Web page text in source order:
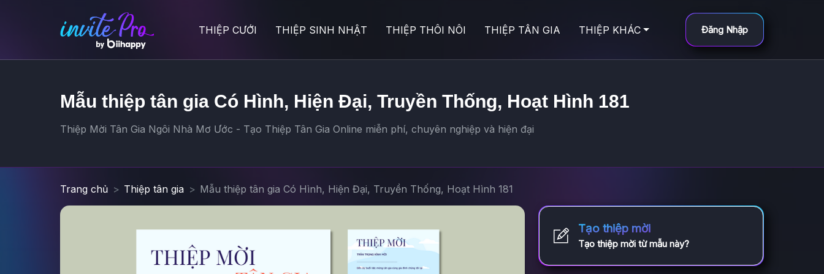
THIỆP CƯỚI THIỆP SINH NHẬT THIỆP THÔI NÔI THIỆP TÂN GIA THIỆP KHÁC Đăng Nhập
Mẫu thiệp tân gia Có Hình, Hiện Đại, Truyền Thống, Hoạt Hình 181
Thiệp Mời Tân Gia Ngôi Nhà Mơ Ước - Tạo Thiệp Tân Gia Online miễn phí, chuyên nghiệp và hiện đại
Trang chủ Thiệp tân gia Mẫu thiệp tân gia Có Hình, Hiện Đại, Truyền Thống, Hoạt Hình 181
Tạo thiệp mời
Tạo thiệp mời từ mẫu này?